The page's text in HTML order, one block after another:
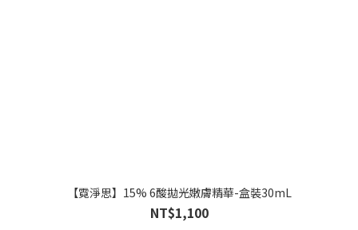
【霓淨思】15% 6酸拋光嫩膚精華-盒裝30mL
NT$1,100